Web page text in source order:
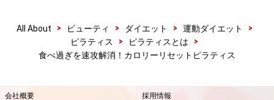
All About > ビューティ > ダイエット > 運動ダイエット
>
ピラティス
> ピラティスとは
>
食べ過ぎを速攻解消！カロリーリセットピラティス
会社概要 採用情報